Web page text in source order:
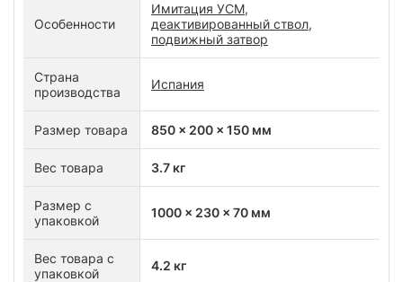
Особенности
Имитация УСМ,
деактивированный ствол,
подвижный затвор
Страна
производства
Испания
Размер товара 850 x 200 x 150 мм
Вес товара 3.7 кг
Размер с
упаковкой
1000 x 230 x 70 мм
Вес товара с
упаковкой
4.2 кг